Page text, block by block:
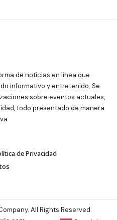
de noticias en línea que
informativo y entretenido. Se
sobre eventos actuales,
todo presentado de manera
de Privacidad
All Rights Reserved.